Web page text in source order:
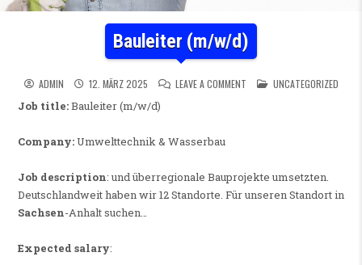
Bauleiter (m/w/d)
ADMIN 12. MÄRZ 2025 LEAVE A COMMENTON BAULEITER (M/W/D)
POSTED IN
UNCATEGORIZED
Job title:Bauleiter (m/w/d)
Company:Umwelttechnik & Wasserbau
Job description: und überregionale Bauprojekte umsetzten.
Deutschlandweit haben wir 12 Standorte. Für unseren Standort in
Sachsen-Anhalt suchen…
Expected salary: